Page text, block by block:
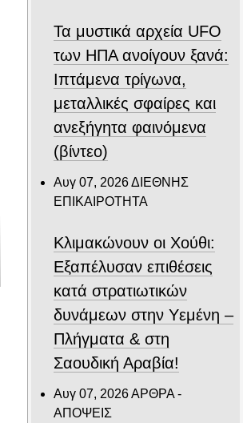
Τα μυστικά αρχεία UFO
των ΗΠΑ ανοίγουν ξανά:
Ιπτάμενα τρίγωνα,
μεταλλικές σφαίρες και
ανεξήγητα φαινόμενα
(βίντεο)
Αυγ 07, 2026ΔΙΕΘΝΗΣ
ΕΠΙΚΑΙΡΟΤΗΤΑ
Κλιμακώνουν οι Χούθι:
Eξαπέλυσαν επιθέσεις
κατά στρατιωτικών
δυνάμεων στην Υεμένη –
Πλήγματα & στη
Σαουδική Αραβία!
Αυγ 07, 2026ΑΡΘΡΑ -
ΑΠΟΨΕΙΣ